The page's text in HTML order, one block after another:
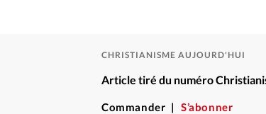
CHRISTIANISME AUJOURD'HUI
Article tiré du numéro
Commander S’abonner